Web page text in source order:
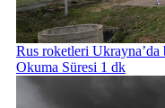
Rus roketleri Ukrayna’da
Okuma Süresi 1 dk